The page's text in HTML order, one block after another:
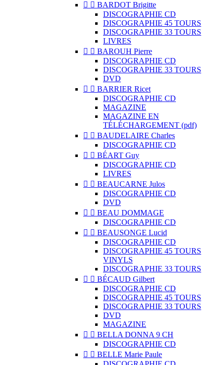
  BARDOT Brigitte
DISCOGRAPHIE CD
DISCOGRAPHIE 45 TOURS
DISCOGRAPHIE 33 TOURS
LIVRES
  BAROUH Pierre
DISCOGRAPHIE CD
DISCOGRAPHIE 33 TOURS
DVD
  BARRIER Ricet
DISCOGRAPHIE CD
MAGAZINE
MAGAZINE EN
TÉLÉCHARGEMENT (pdf)
  BAUDELAIRE Charles
DISCOGRAPHIE CD
  BÉART Guy
DISCOGRAPHIE CD
LIVRES
  BEAUCARNE Julos
DISCOGRAPHIE CD
DVD
  BEAU DOMMAGE
DISCOGRAPHIE CD
  BEAUSONGE Lucid
DISCOGRAPHIE CD
DISCOGRAPHIE 45 TOURS
VINYLS
DISCOGRAPHIE 33 TOURS
  BÉCAUD Gilbert
DISCOGRAPHIE CD
DISCOGRAPHIE 45 TOURS
DISCOGRAPHIE 33 TOURS
DVD
MAGAZINE
  BELLA DONNA 9 CH
DISCOGRAPHIE CD
  BELLE Marie Paule